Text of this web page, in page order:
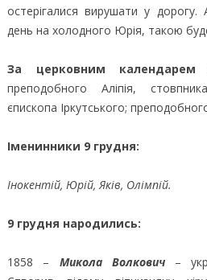
остерігалися вирушати у
день на холодного Юрія, такою
За церковним календарем
преподобного Аліпія,
єпископа Іркутського;
Іменинники 9 грудня:
Інокентій, Юрій, Яків, Олімпій.
9 грудня народились:
1858 – Микола Волкович–